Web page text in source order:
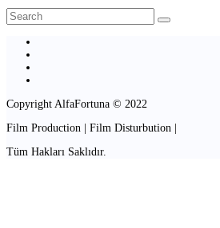
Copyright AlfaFortuna © 2022
Film Production | Film Disturbution |
Tüm Hakları Saklıdır.